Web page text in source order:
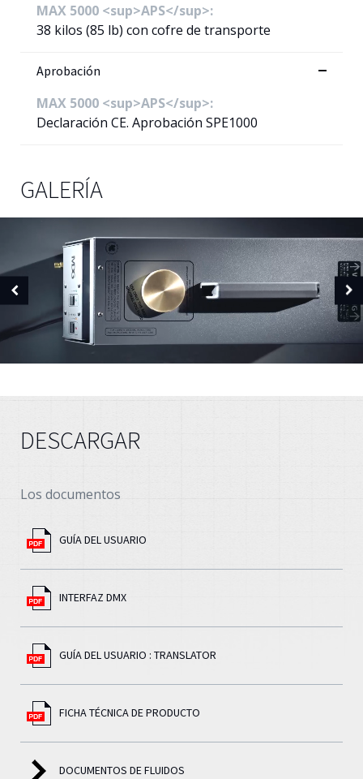
MAX 5000 <sup>APS</sup>:
38 kilos (85 lb) con cofre de transporte
Aprobación
MAX 5000 <sup>APS</sup>:
Declaración CE. Aprobación SPE1000
GALERÍA
DESCARGAR
Los documentos
GUÍA DEL USUARIO
INTERFAZ DMX
GUÍA DEL USUARIO : TRANSLATOR
FICHA TÉCNICA DE PRODUCTO
DOCUMENTOS DE FLUIDOS